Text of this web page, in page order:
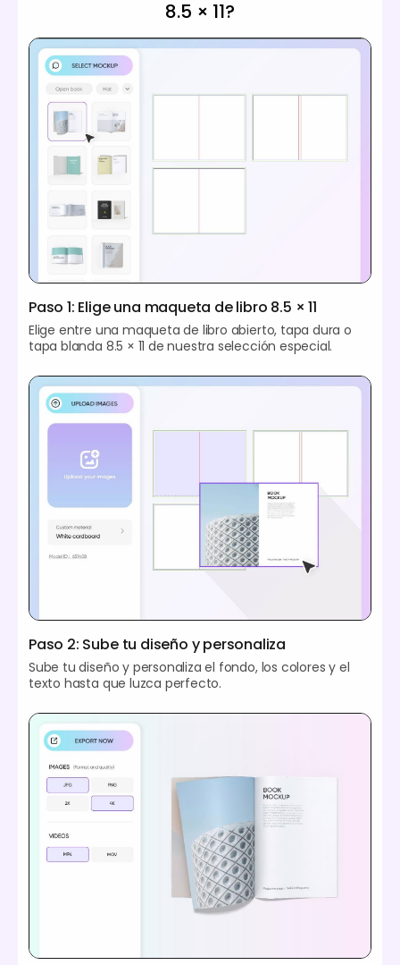
8.5 × 11?
Paso 1: Elige una maqueta de libro 8.5 × 11
Elige entre una maqueta de libro abierto, tapa dura o
tapa blanda 8.5 × 11 de nuestra selección especial.
Paso 2: Sube tu diseño y personaliza
Sube tu diseño y personaliza el fondo, los colores y el
texto hasta que luzca perfecto.